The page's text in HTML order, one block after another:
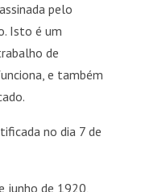
pelo
Isto é um
de
e também
no dia 7 de
junho de 1920,